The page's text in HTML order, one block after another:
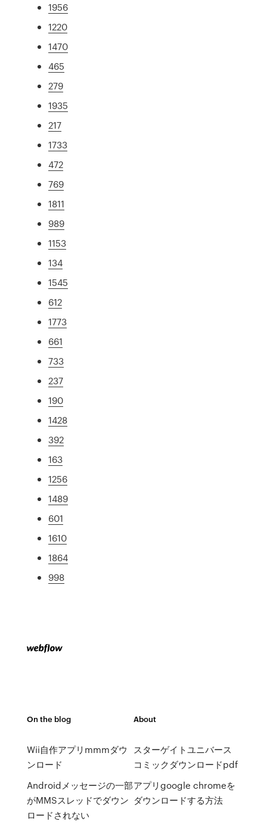
1956
1220
1470
465
279
1935
217
1733
472
769
1811
989
1153
134
1545
612
1773
661
733
237
190
1428
392
163
1256
1489
601
1610
1864
998
On the blog
Wii自作アプリmmmダウ
ンロード
Androidメッセージの一部
がMMSスレッドでダウン
ロードされない
About
スターゲイトユニバース
コミックダウンロードpdf
アプリgoogle chromeを
ダウンロードする方法